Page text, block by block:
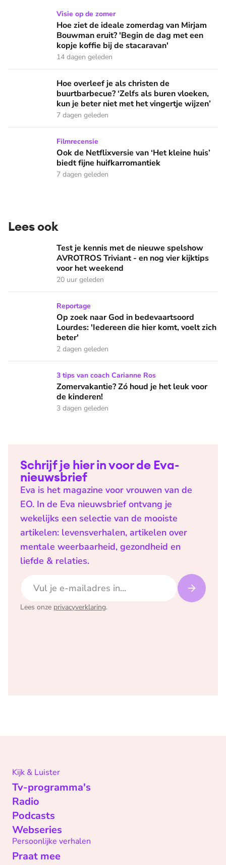
Hoe ziet de ideale zomerdag van Mirjam Bouwman eruit?
Visie op de zomer
Hoe ziet de ideale zomerdag van Mirjam
Bouwman eruit? 'Begin de dag met een
kopje koffie bij de stacaravan'
14 dagen geleden
Hoe overleef je als christen de buurtbarbecue? ‘Zelfs als
Hoe overleef je als christen de
buurtbarbecue? ‘Zelfs als buren vloeken,
kun je beter niet met het vingertje wijzen’
7 dagen geleden
Ook de Netflixversie van ‘Het kleine huis’ biedt fijne
Filmrecensie
Ook de Netflixversie van ‘Het kleine huis’
biedt fijne huifkarromantiek
7 dagen geleden
Lees ook
Test je kennis met de nieuwe spelshow AVROTROS
Test je kennis met de nieuwe spelshow
AVROTROS Triviant - en nog vier kijktips
voor het weekend
20 uur geleden
Op zoek naar God in bedevaartsoord Lourdes: 'Iedereen
Reportage
Op zoek naar God in bedevaartsoord
Lourdes: 'Iedereen die hier komt, voelt zich
beter'
2 dagen geleden
Zomervakantie? Zó houd je het leuk voor de kinderen!
3 tips van coach Carianne Ros
Zomervakantie? Zó houd je het leuk voor
de kinderen!
3 dagen geleden
Schrijf je hier in voor de Eva-
nieuwsbrief
Eva is het magazine voor vrouwen van de
EO. In de Eva nieuwsbrief ontvang je
wekelijks een selectie van de mooiste
artikelen: levensverhalen, artikelen over
mentale weerbaarheid, gezondheid en
liefde & relaties.
Lees onze privacyverklaring.
Kijk & Luister
Tv-programma's
Radio
Podcasts
Webseries
Persoonlijke verhalen
Praat mee